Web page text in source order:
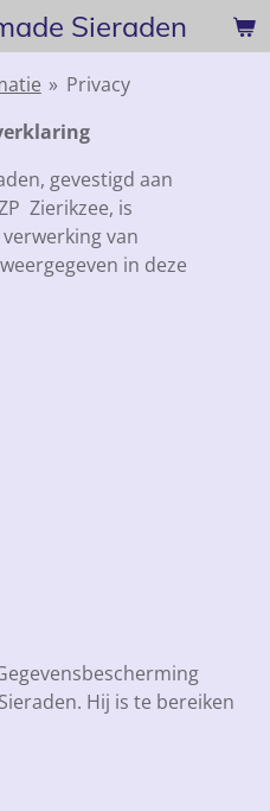
Sieraden
» Privacy
gevestigd aan
Zierikzee, is
van
in deze
Hij is te bereiken